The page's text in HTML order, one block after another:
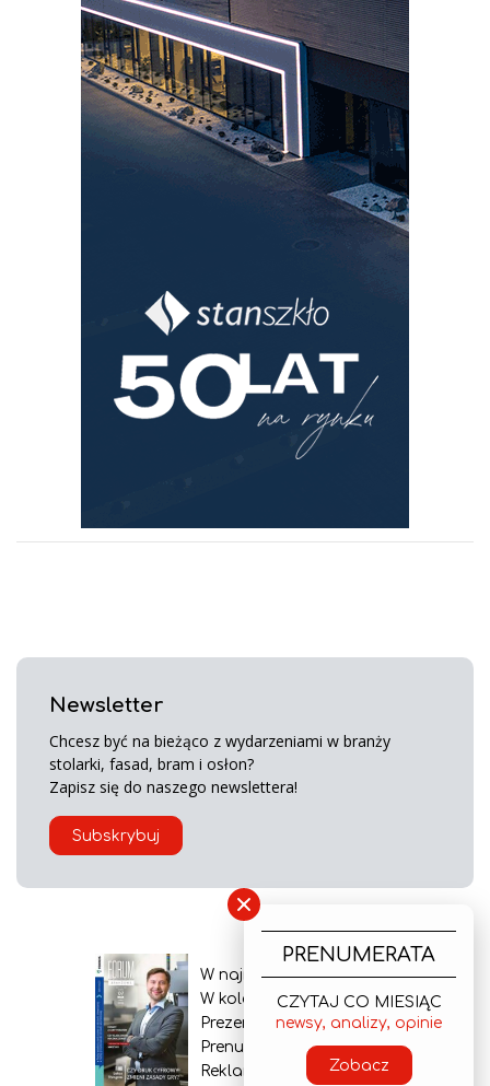
Newsletter
Chcesz być na bieżąco z wydarzeniami w branży
stolarki, fasad, bram i osłon?
Zapisz się do naszego newslettera!
Subskrybuj
W najnowszym wydaniu
W kolejnym numerze
Prezentacja gazety
Prenumerata
Reklama
×
PRENUMERATA
CZYTAJ CO MIESIĄC
newsy, analizy, opinie
Zobacz